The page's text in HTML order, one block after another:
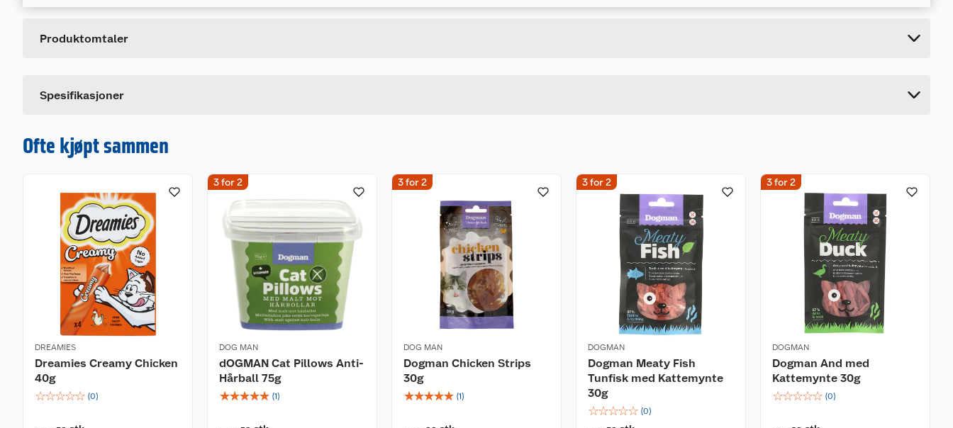
Produktomtaler
Spesifikasjoner
Artikkelnummer
7312137171007
Leverandørens artikkelnummer
Bruttovekt
0.141 kg
Ofte kjøpt sammen
DREAMIES
Dreamies Creamy Chicken
40g
☆☆☆☆☆ (0)
3 for 2
DOG MAN
dOGMAN Cat Pillows Anti-
Hårball 75g
☆☆☆☆☆ (1)
3 for 2
DOG MAN
Dogman Chicken Strips
30g
☆☆☆☆☆ (1)
3 for 2
DOGMAN
Dogman Meaty Fish
Tunfisk med Kattemynte
30g
☆☆☆☆☆ (0)
3 for 2
DOGMAN
Dogman And med
Kattemynte 30g
☆☆☆☆☆ (0)